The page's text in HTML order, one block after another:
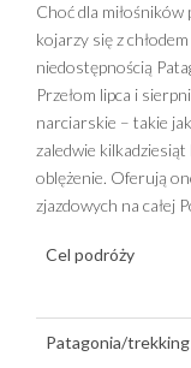
Choć dla
kojarzy się z
niedostępnością
Przełom lipca i
narciarskie – takie
zaledwie
oblężenie. Oferują
zjazdowych na całej
Cel podróży
Patagonia/trekking